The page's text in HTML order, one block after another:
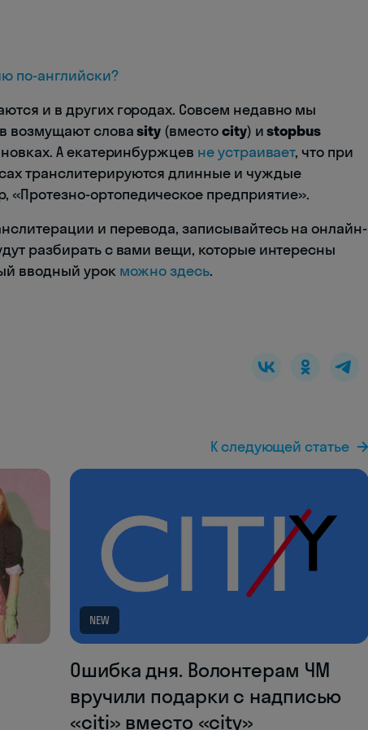
по-английски?
и в других городах. Совсем недавно мы
возмущают словаsity (вместоcity) иstopbus
А екатеринбуржцев не устраивает, что при
транслитерируются длинные и чуждые
ортопедическое предприятие».
и перевода, записывайтесь на онлайн-
разбирать с вами вещи, которые интересны
вводный урок можно здесь.
К следующей статье
NEW
Ошибка дня. Волонтерам ЧМ
вручили подарки с надписью
«citi» вместо «city»